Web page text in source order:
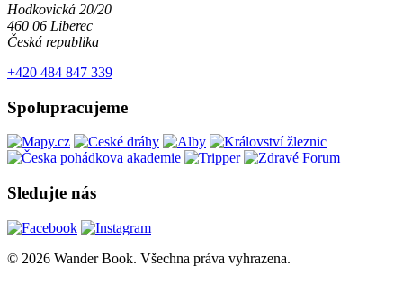
Hodkovická 20/20
460 06 Liberec
Česká republika
+420 484 847 339
Spolupracujeme
Sledujte nás
© 2026 Wander Book. Všechna práva vyhrazena.